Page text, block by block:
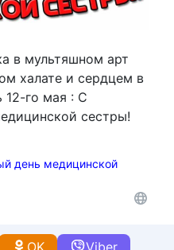
в мультяшном арт
халате и сердцем в
12-го мая : С
сестры!
день медицинской
Viber
OK